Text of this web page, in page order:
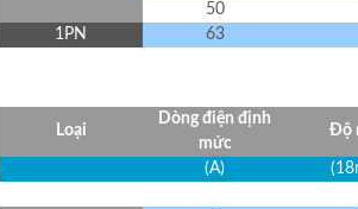
50
1PN
63
Loại
Dòng điện định
mức
Độ
(A)